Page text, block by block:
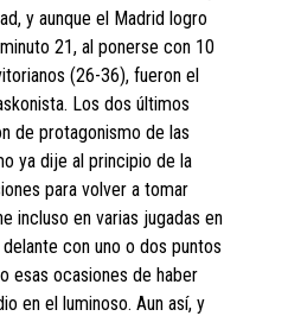
y aunque el Madrid logro
21, al ponerse con 10
(26-36), fueron el
Los dos últimos
de protagonismo de las
ya dije al principio de la
para volver a tomar
incluso en varias jugadas en
con uno o dos puntos
esas ocasiones de haber
en el luminoso. Aun así, y